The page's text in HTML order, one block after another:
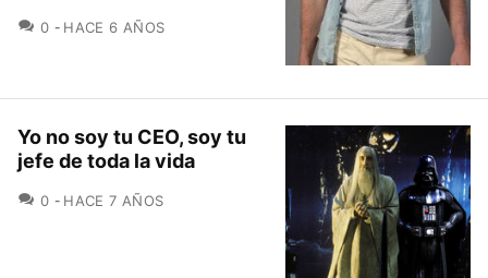
0 COMENTARIOS
HACE 6 AÑOS
Yo no soy tu CEO, soy tu
jefe de toda la vida
0 COMENTARIOS
HACE 7 AÑOS